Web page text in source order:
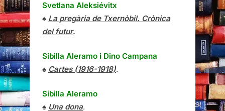
Svetlana Aleksiévitx
♠ La pregària de Txernòbil. Crònica
del futur.
Sibilla Aleramo i Dino Campana
♠ Cartes (1916-1918).
Sibilla Aleramo
♠ Una dona.